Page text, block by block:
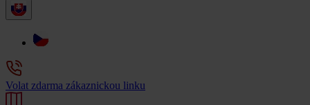
Volat zdarma zákaznickou linku